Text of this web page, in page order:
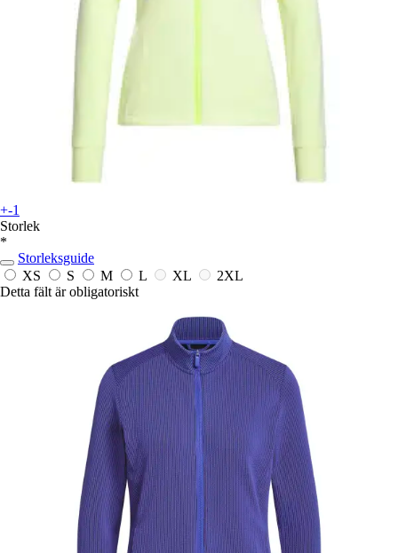
+-1
Storlek
*
Storleksguide
XS
S M L XL
2XL
Detta fält är obligatoriskt